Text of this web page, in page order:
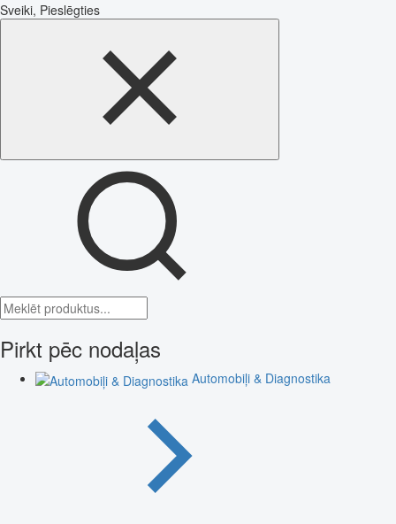
Sveiki, Pieslēgties
Pirkt pēc nodaļas
Automobiļi & Diagnostika